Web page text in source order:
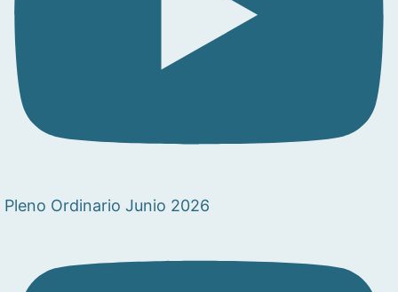
Pleno Ordinario Junio 2026